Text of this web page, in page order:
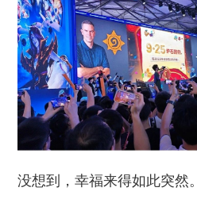
没想到，幸福来得如此突然。